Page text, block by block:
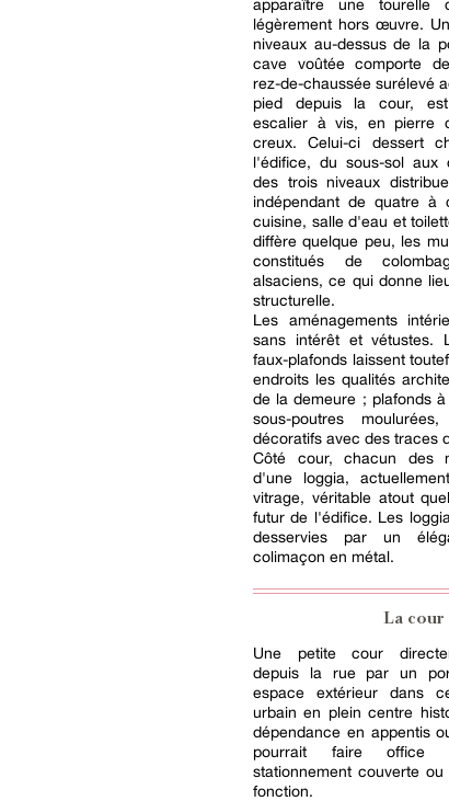
apparaître une tourelle
légèrement hors œuvre.
niveaux au-dessus de la
cave voûtée comporte
rez-de-chaussée surélevé
pied depuis la cour,
escalier à vis, en pierre
creux. Celui-ci dessert
l'édifice, du sous-sol aux
des trois niveaux
indépendant de quatre à
cuisine, salle d'eau et
diffère quelque peu, les
constitués de
alsaciens, ce qui donne
structurelle.
Les aménagements
sans intérêt et vétustes.
faux-plafonds laissent
endroits les qualités
de la demeure ; plafonds
sous-poutres
décoratifs avec des traces
Côté cour, chacun des
d'une loggia,
vitrage, véritable atout
futur de l'édifice. Les
desservies par un
colimaçon en métal.
La cour
Une petite cour
depuis la rue par un
espace extérieur dans
urbain en plein centre
dépendance en appentis
pourrait faire
stationnement couverte
fonction.